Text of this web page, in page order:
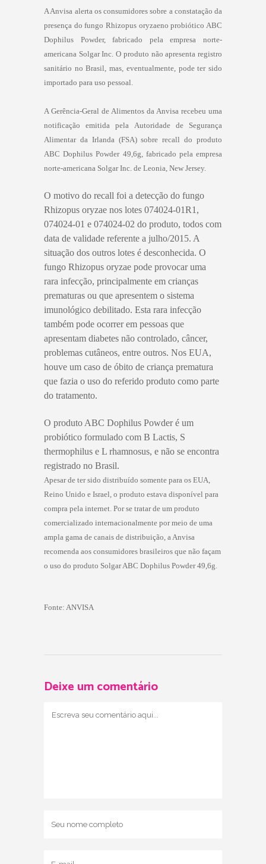
A Anvisa alerta os consumidores sobre a constatação da
presença do fungo Rhizopus oryzaeno probiótico ABC
Dophilus Powder, fabricado pela empresa norte-
americana Solgar Inc. O produto não apresenta registro
sanitário no Brasil, mas, eventualmente, pode ter sido
importado para uso pessoal.
A Gerência-Geral de Alimentos da Anvisa recebeu uma
notificação emitida pela Autoridade de Segurança
Alimentar da Irlanda (FSA) sobre recall do produto
ABC Dophilus Powder 49,6g, fabricado pela empresa
norte-americana Solgar Inc. de Leonia, New Jersey.
O motivo do recall foi a detecção do fungo
Rhizopus oryzae nos lotes 074024-01R1,
074024-01 e 074024-02 do produto, todos com
data de validade referente a julho/2015. A
situação dos outros lotes é desconhecida. O
fungo Rhizopus oryzae pode provocar uma
rara infecção, principalmente em crianças
prematuras ou que apresentem o sistema
imunológico debilitado. Esta rara infecção
também pode ocorrer em pessoas que
apresentam diabetes não controlado, câncer,
problemas cutâneos, entre outros. Nos EUA,
houve um caso de óbito de criança prematura
que fazia o uso do referido produto como parte
do tratamento.
O produto ABC Dophilus Powder é um
probiótico formulado com B Lactis, S
thermophilus e L rhamnosus, e não se encontra
registrado no Brasil.
Apesar de ter sido distribuído somente para os EUA,
Reino Unido e Israel, o produto estava disponível para
compra pela internet. Por se tratar de um produto
comercializado internacionalmente por meio de uma
ampla gama de canais de distribuição, a Anvisa
recomenda aos consumidores brasileiros que não façam
o uso do produto Solgar ABC Dophilus Powder 49,6g
Fonte: ANVISA
Deixe um comentário